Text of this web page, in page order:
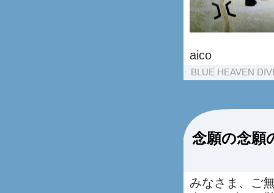
aico
BLUE HEAVEN
念願の念願
みなさま、ご